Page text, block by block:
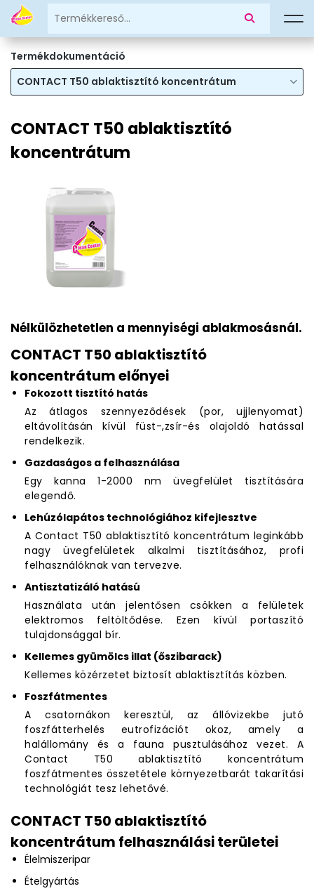
Termékdokumentáció
CONTACT T50 ablaktisztító koncentrátum
CONTACT T50 ablaktisztító
koncentrátum
Nélkülözhetetlen a mennyiségi ablakmosásnál.
CONTACT T50 ablaktisztító
koncentrátum előnyei
Fokozott tisztító hatás
Az átlagos szennyeződések (por, ujjlenyomat)
eltávolításán kívül füst-,zsír-és olajoldó hatással
rendelkezik.
Gazdaságos a felhasználása
Egy kanna 1-2000 nm üvegfelület tisztítására
elegendő.
Lehúzólapátos technológiához kifejlesztve
A Contact T50 ablaktisztító koncentrátum leginkább
nagy üvegfelületek alkalmi tisztításához, profi
felhasználóknak van tervezve.
Antisztatizáló hatású
Használata után jelentősen csökken a felületek
elektromos feltöltődése. Ezen kívül portaszító
tulajdonsággal bír.
Kellemes gyümölcs illat (őszibarack)
Kellemes közérzetet biztosít ablaktisztítás közben.
Foszfátmentes
A csatornákon keresztül, az állóvizekbe jutó
foszfátterhelés eutrofizációt okoz, amely a
halállomány és a fauna pusztulásához vezet. A
Contact T50 ablaktisztító koncentrátum
foszfátmentes összetétele környezetbarát takarítási
technológiát tesz lehetővé.
CONTACT T50 ablaktisztító
koncentrátum felhasználási területei
Élelmiszeripar
Ételgyártás